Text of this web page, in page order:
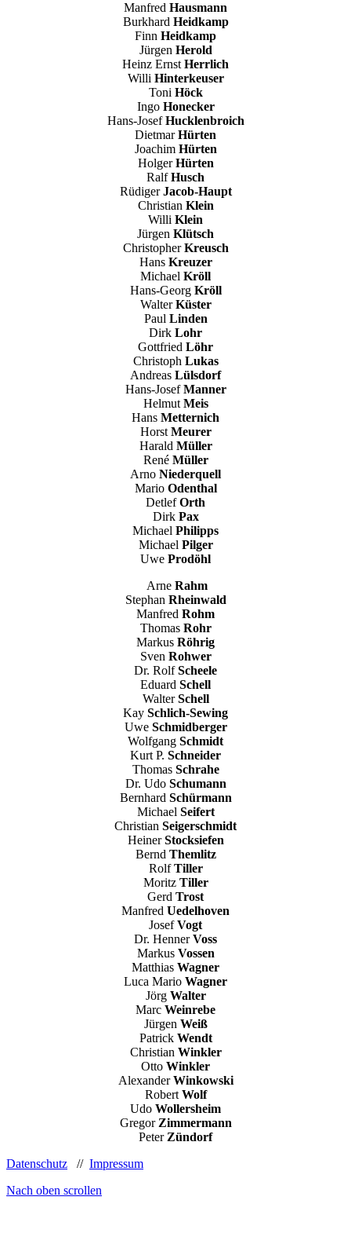
Manfred Hausmann
Burkhard Heidkamp
Finn Heidkamp
Jürgen Herold
Heinz Ernst Herrlich
Willi Hinterkeuser
Toni Höck
Ingo Honecker
Hans-JosefHucklenbroich
DietmarHürten
Joachim Hürten
HolgerHürten
RalfHusch
RüdigerJacob-Haupt
Christian Klein
Willi Klein
Jürgen Klütsch
ChristopherKreusch
Hans Kreuzer
Michael Kröll
Hans-Georg Kröll
WalterKüster
Paul Linden
Dirk Lohr
Gottfried Löhr
Christoph Lukas
Andreas Lülsdorf
Hans-JosefManner
Helmut Meis
Hans Metternich
Horst Meurer
Harald Müller
René Müller
Arno Niederquell
Mario Odenthal
DetlefOrth
Dirk Pax
Michael Philipps
Michael Pilger
Uwe Prodöhl
Arne Rahm
Stephan Rheinwald
Manfred Rohm
Thomas Rohr
Markus Röhrig
Sven Rohwer
Dr. RolfScheele
Eduard Schell
WalterSchell
Kay Schlich-Sewing
Uwe Schmidberger
Wolfgang Schmidt
Kurt P. Schneider
Thomas Schrahe
Dr. Udo Schumann
Bernhard Schürmann
Michael Seifert
Christian Seigerschmidt
HeinerStocksiefen
Bernd Themlitz
RolfTiller
Moritz Tiller
Gerd Trost
Manfred Uedelhoven
JosefVogt
Dr. HennerVoss
Markus Vossen
Matthias Wagner
Luca Mario Wagner
Jörg Walter
Marc Weinrebe
Jürgen Weiß
Patrick Wendt
Christian Winkler
Otto Winkler
AlexanderWinkowski
Robert Wolf
Udo Wollersheim
Gregor Zimmermann
Peter Zündorf
Datenschutz // Impressum
Nach oben scrollen